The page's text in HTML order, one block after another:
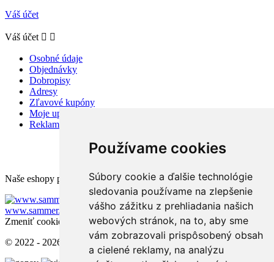
Používame cookies
Súbory cookie a ďalšie technológie
sledovania používame na zlepšenie
vášho zážitku z prehliadania našich
webových stránok, na to, aby sme
vám zobrazovali prispôsobený obsah
a cielené reklamy, na analýzu
Váš účet
Váš účet  
Osobné údaje
Objednávky
Dobropisy
Adresy
Zľavové kupóny
Moje upozornenia
Reklamácie a odstúpenie od zmluvy
Naše eshopy pre zahraničie:
www.sammer.cz
www.sammer.ro
www.sammer.hu
Zmeniť cookies nastavenia
© 2022 - 2026 - Sammer.sk